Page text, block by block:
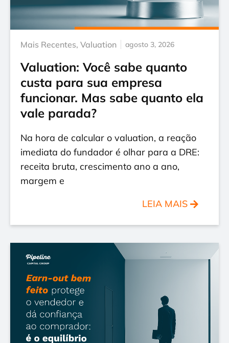
Mais Recentes, Valuation agosto 3, 2026
Valuation: Você sabe quanto
custa para sua empresa
funcionar. Mas sabe quanto ela
vale parada?
Na hora de calcular o valuation, a reação
imediata do fundador é olhar para a DRE:
receita bruta, crescimento ano a ano,
margem e
LEIA MAIS